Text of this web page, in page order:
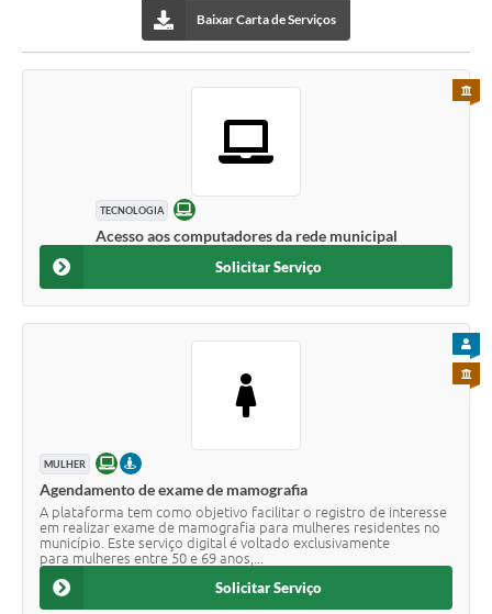
Baixar Carta de Serviços
TECNOLOGIA ONLINE
Acesso aos computadores da rede municipal
PARA
Solicitar Serviço
MULHER ONLINEPRESENCIAL
Agendamento de exame de mamografia
A plataforma tem como objetivo facilitar o registro de interesse
em realizar exame de mamografia para mulheres residentes no
município. Este serviço digital é voltado exclusivamente
para mulheres entre 50 e 69 anos,...
PARA
Solicitar Serviço